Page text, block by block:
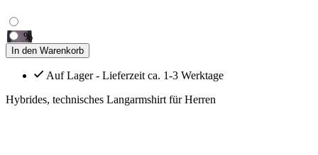
%
In den Warenkorb
Auf Lager - Lieferzeit ca. 1-3 Werktage
Hybrides, technisches Langarmshirt für Herren